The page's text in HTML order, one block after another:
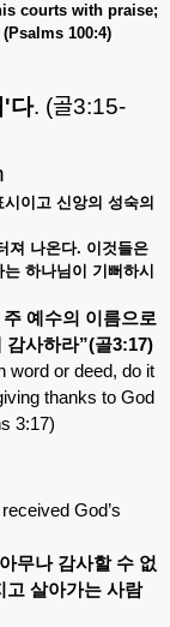
courts with praise;
100:4)
'다. (골3:15-
시이고 신앙의 성숙의
져 나온다. 이것들은
는 하나님이
기뻐하시
주 예수의 이름으로
감사하라”(골3:17)
word or deed, do it
thanks to God
3:17)
God’s
아무나 감사할 수 없
고 살아가는 사람